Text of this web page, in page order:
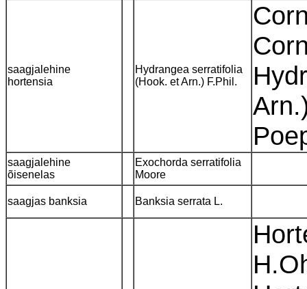
saagjalehine
hortensia
Hydrangea serratifolia
(Hook. et Arn.) F.Phil.
saagjalehine
õisenelas
Exochorda serratifolia
Moore
saagjas banksia Banksia serrata L.